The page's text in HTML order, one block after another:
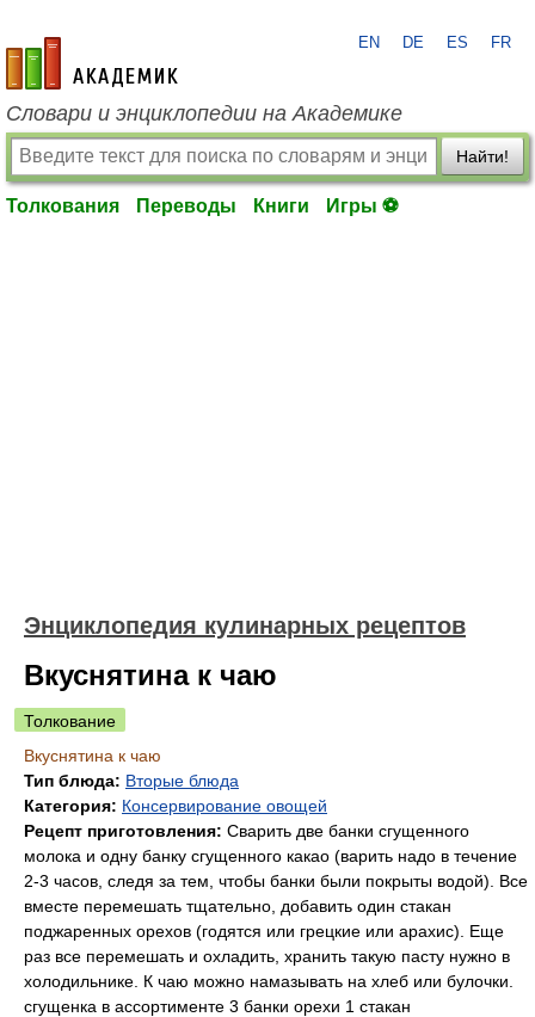
academic.ru
EN DE ES FR
Словари и энциклопедии на Академике
Найти!
Толкования Переводы Книги Игры ⚽
Энциклопедия кулинарных рецептов
Вкуснятина к чаю
Толкование
Вкуснятина к чаю
Тип блюда: Вторые блюда
Категория: Консервирование овощей
Рецепт приготовления: Сварить две банки сгущенного
молока и одну банку сгущенного какао (варить надо в течение
2-3 часов, следя за тем, чтобы банки были покрыты водой). Все
вместе перемешать тщательно, добавить один стакан
поджаренных орехов (годятся или грецкие или арахис). Еще
раз все перемешать и охладить, хранить такую пасту нужно в
холодильнике. К чаю можно намазывать на хлеб или булочки.
сгущенка в ассортименте 3 банки орехи 1 стакан